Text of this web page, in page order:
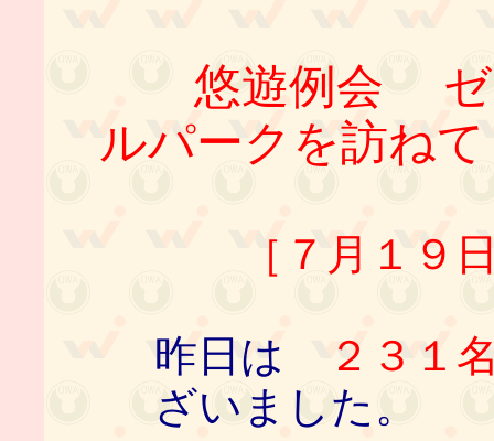
悠遊例会 ゼ
ルパークを訪ねて
［７月１９
昨日は ２３１
ざいました。